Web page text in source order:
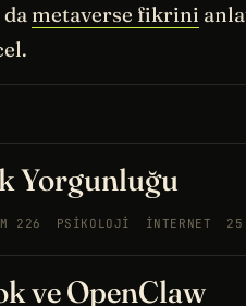
da metaverse fikrini
Yorgunluğu
226 PSIKOLOJI İNTERNET 25
ve OpenClaw